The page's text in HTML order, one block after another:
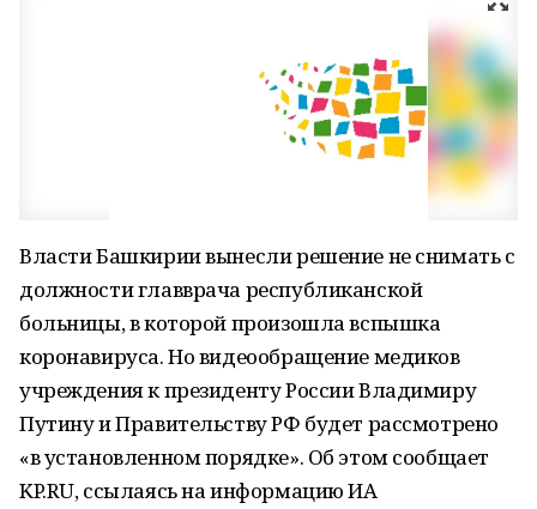
Власти Башкирии вынесли решение не снимать с
должности главврача республиканской
больницы, в которой произошла вспышка
коронавируса. Но видеообращение медиков
учреждения к президенту России Владимиру
Путину и Правительству РФ будет рассмотрено
«в установленном порядке». Об этом сообщает
KP.RU, ссылаясь на информацию ИА